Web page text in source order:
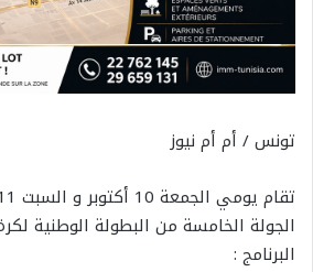
تونس / أم أم نيوز
الجولة الخامسة من البطولة الوطنية
البرنامج :